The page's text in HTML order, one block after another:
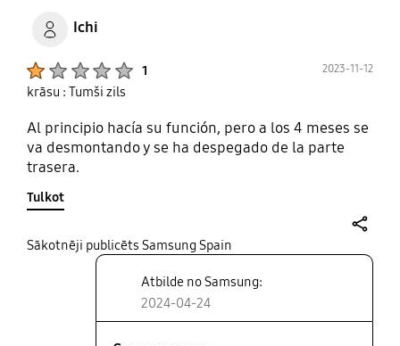
Ichi
1 2023-11-12
krāsu : Tumši zils
Al principio hacía su función, pero a los 4 meses se
va desmontando y se ha despegado de la parte
trasera.
Tulkot
Sākotnēji publicēts Samsung Spain
Atbilde no Samsung:
2024-04-24